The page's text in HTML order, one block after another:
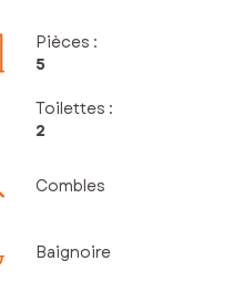
Pièces :
5
Toilettes :
2
Combles
Baignoire